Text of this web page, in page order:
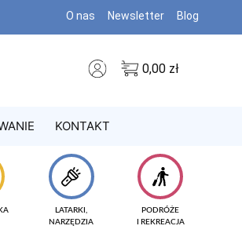
O nas Newsletter Blog
0,00 zł
KONTAKT
LATARKI,
NARZĘDZIA
PODRÓŻE
I REKREACJA